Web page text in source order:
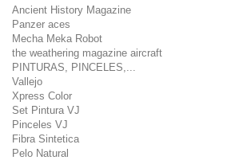
Ancient History Magazine
Panzer aces
Mecha Meka Robot
the weathering magazine aircraft
PINTURAS, PINCELES,...
Vallejo
Xpress Color
Set Pintura VJ
Pinceles VJ
Fibra Sintetica
Pelo Natural